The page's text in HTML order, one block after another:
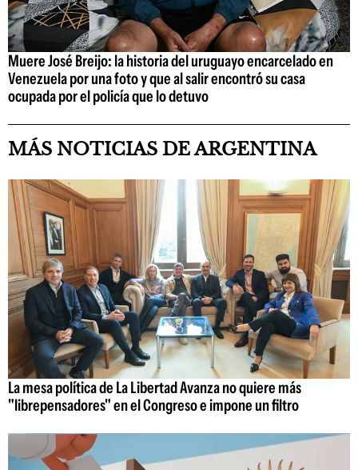
Muere José Breijo: la historia del uruguayo encarcelado en
Venezuela por una foto y que al salir encontró su casa
ocupada por el policía que lo detuvo
MÁS NOTICIAS DE ARGENTINA
La mesa política de La Libertad Avanza no quiere más
"librepensadores" en el Congreso e impone un filtro